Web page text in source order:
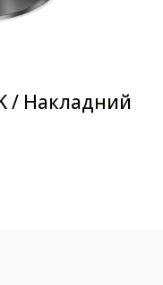
/ Накладний